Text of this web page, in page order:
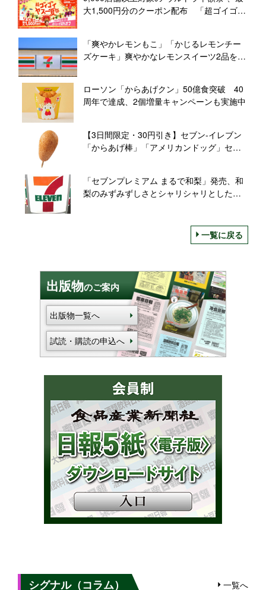
大1,500円分のクーポン配布 「超ゴイゴイ
「爽やかレモンもこ」「かじるレモンチー
ズケーキ」爽やかなレモンスイーツ2品を発
ローソン「からあげクン」50億食突破 40
周年で達成、2個増量キャンペーンも実施中
【3日間限定・30円引き】セブン‐イレブン
「からあげ棒」「アメリカンドッグ」セー
「セブンプレミアム まるで和梨」発売、和
梨のみずみずしさとシャリシャリとした食
一覧に戻る
出版物のご案内
出版物一覧へ
試読・購読の申込へ
シグナル（コラム） 一覧へ